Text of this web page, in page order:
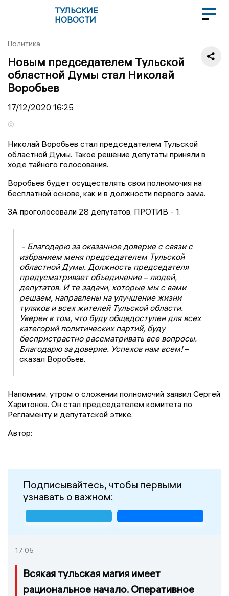
ТУЛЬСКИЕ
НОВОСТИ
Политика
Новым председателем Тульской
областной Думы стал Николай
Воробьев
17/12/2020 16:25
©
Николай Воробьев стал председателем Тульской
областной Думы. Такое решение депутаты приняли в
ходе тайного голосования.
Воробьев будет осуществлять свои полномочия на
бесплатной основе, как и в должности первого зама.
ЗА проголосовали 28 депутатов, ПРОТИВ - 1.
- Благодарю за оказанное доверие с связи с
избранием меня председателем Тульской
областной Думы. Должность председателя
предусматривает объединение – людей,
депутатов. И те задачи, которые мы с вами
решаем, направлены на улучшение жизни
туляков и всех жителей Тульской области.
Уверен в том, что буду общедоступен для всех
категорий политических партий, буду
беспристрастно рассматривать все вопросы.
Благодарю за доверие. Успехов нам всем!–
сказал Воробьев.
Напомним, утром о сложении полномочий заявил Сергей
Харитонов. Он стал председателем комитета по
Регламенту и депутатской этике.
Автор:
Подписывайтесь, чтобы первыми
узнавать о важном:
17:05
Всякая тульская магия имеет
рациональное начало. Оперативное